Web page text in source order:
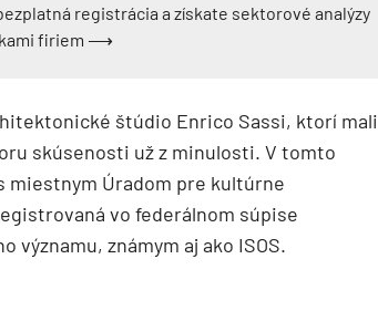
registrácia a získate sektorové analýzy
firiem ⟶
štúdio Enrico Sassi, ktorí mali
skúsenosti už z minulosti. V tomto
miestnym Úradom pre kultúrne
vo federálnom súpise
významu, známym aj ako ISOS.